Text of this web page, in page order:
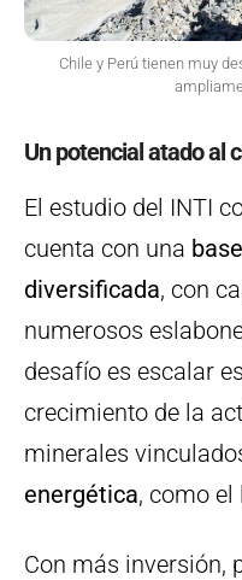
Chile y Perú tienen muy
Un potencial atado al
El estudio del INTI
cuenta con una
diversificada, con
numerosos
desafío es escalar
crecimiento de la
minerales
energética, como el
Con más inversión,